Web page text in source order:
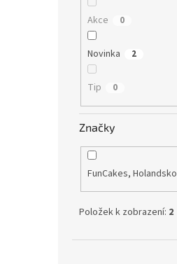
Akce 0
Novinka 2
Tip 0
Značky
FunCakes, Holandsko
Položek k zobrazení: 2